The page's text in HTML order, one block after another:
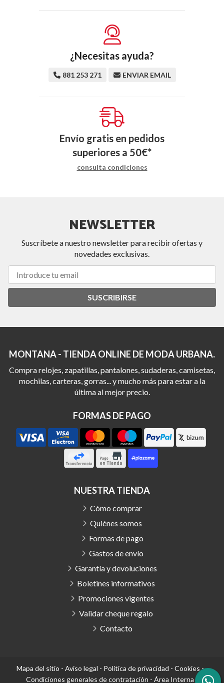
¿Necesitas ayuda?
881 253 271 ENVIAR EMAIL
Envío gratis en pedidos
superiores a 50€*
consulta condiciones
NEWSLETTER
Suscríbete a nuestro newsletter para recibir ofertas y
novedades exclusivas.
SUSCRIBIRSE
MONTANA - TIENDA ONLINE DE MODA URBANA.
Compra relojes, zapatillas, pantalones, sudaderas, camisetas,
mochilas, carteras, gorras... y mucho más para estar a la
última al mejor precio.
FORMAS DE PAGO
NUESTRA TIENDA
Cómo comprar
Quiénes somos
Formas de pago
Gastos de envío
Garantía y devoluciones
Boletines informativos
Promociones vigentes
Validar cheque regalo
Contacto
Mapa del sitio - Aviso legal - Política de privacidad - Cookies-
Condiciones generales de contratación - Área Interna